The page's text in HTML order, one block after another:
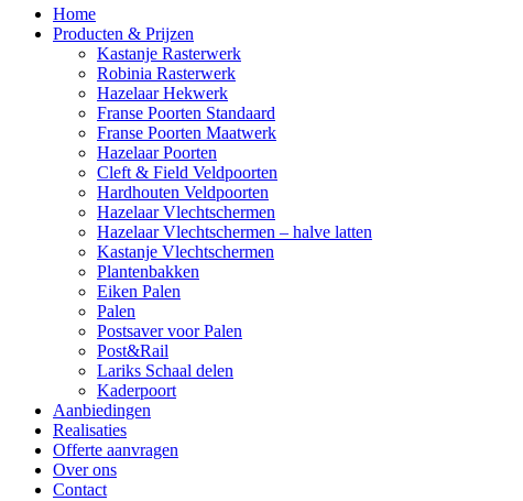
Home
Producten & Prijzen
Kastanje Rasterwerk
Robinia Rasterwerk
Hazelaar Hekwerk
Franse Poorten Standaard
Franse Poorten Maatwerk
Hazelaar Poorten
Cleft & Field Veldpoorten
Hardhouten Veldpoorten
Hazelaar Vlechtschermen
Hazelaar Vlechtschermen – halve latten
Kastanje Vlechtschermen
Plantenbakken
Eiken Palen
Palen
Postsaver voor Palen
Post&Rail
Lariks Schaal delen
Kaderpoort
Aanbiedingen
Realisaties
Offerte aanvragen
Over ons
Contact